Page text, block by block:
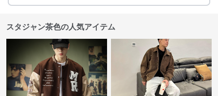
スタジャン茶色の人気アイテム